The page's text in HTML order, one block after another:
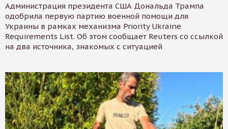
Администрация президента США Дональда Трампа
одобрила первую партию военной помощи для
Украины в рамках механизма Priority Ukraine
Requirements List. Об этом сообщает Reuters со ссылкой
на два источника, знакомых с ситуацией